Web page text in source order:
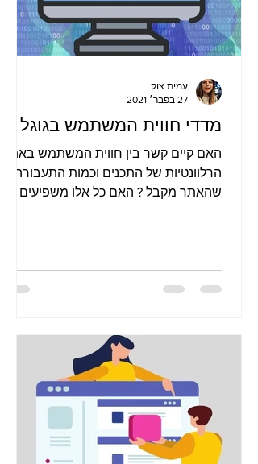
מדדי חווית המשתמש בגוגל
האם קיים קשר בין חווית המשתמש באתר,
הרלוונטיות של התכנים וכמות התעבורה
שהאתר מקבל ? האם כל אלו משפיעים על
עמית צוק
27 בפבר׳ 2021